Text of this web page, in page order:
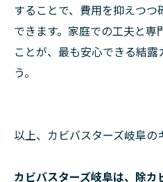
することで、費用を抑えつ
できます。家庭での工夫と専
ことが、最も安心できる結
う。
以上、カビバスターズ岐阜の
カビバスターズ岐阜は、除